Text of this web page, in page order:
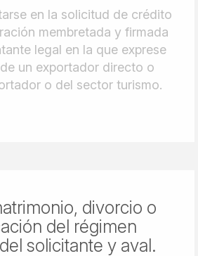
en la solicitud de crédito
membretada y firmada
legal en la que exprese
un exportador directo o
o del sector turismo.
divorcio o
del régimen
solicitante y aval.